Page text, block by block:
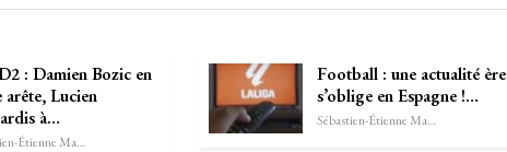
: Damien Bozic en
arête, Lucien
à…
Sébastien-Étienne Marechal
Football : une actualité ère
s’oblige en Espagne !…
Sébastien-Étienne Marechal